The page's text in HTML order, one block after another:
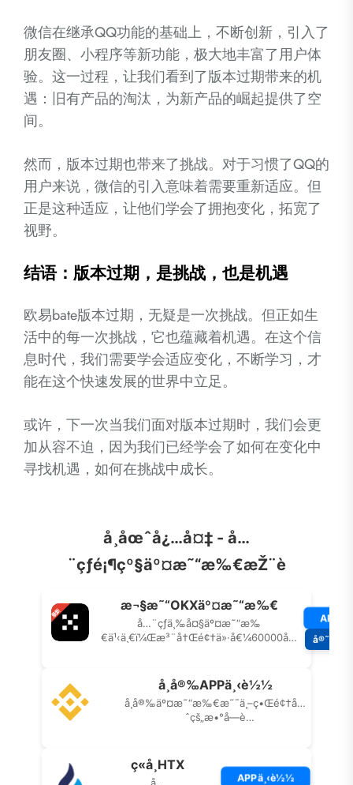
微信在继承QQ功能的基础上，不断创新，引入了
朋友圈、小程序等新功能，极大地丰富了用户体
验。这一过程，让我们看到了版本过期带来的机
遇：旧有产品的淘汰，为新产品的崛起提供了空
间。
然而，版本过期也带来了挑战。对于习惯了QQ的
用户来说，微信的引入意味着需要重新适应。但
正是这种适应，让他们学会了拥抱变化，拓宽了
视野。
结语：版本过期，是挑战，也是机遇
欧易bate版本过期，无疑是一次挑战。但正如生
活中的每一次挑战，它也蕴藏着机遇。在这个信
息时代，我们需要学会适应变化，不断学习，才
能在这个快速发展的世界中立足。
或许，下一次当我们面对版本过期时，我们会更
加从容不迫，因为我们已经学会了如何在变化中
寻找机遇，如何在挑战中成长。